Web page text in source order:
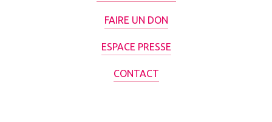
FAIRE UN DON
ESPACE PRESSE
CONTACT